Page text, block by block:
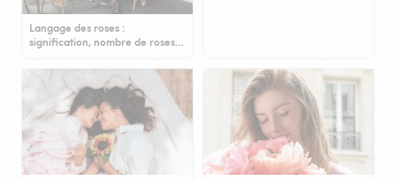
Langage des roses :
signification, nombre de roses…